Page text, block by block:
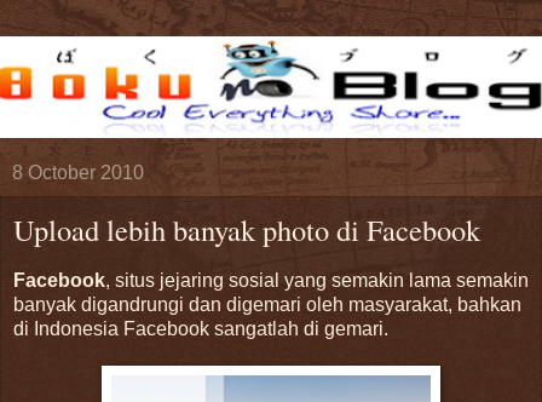
8 October 2010
Upload lebih banyak photo di Facebook
Facebook, situs jejaring sosial yang semakin lama semakin
banyak digandrungi dan digemari oleh masyarakat, bahkan
di Indonesia Facebook sangatlah di gemari.